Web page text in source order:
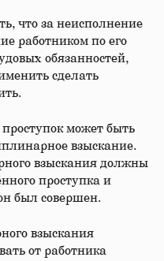
что за неисполнение
работником по его
обязанностей,
сделать
может быть
взыскание.
взыскания должны
проступка и
был совершен.
взыскания
от работника